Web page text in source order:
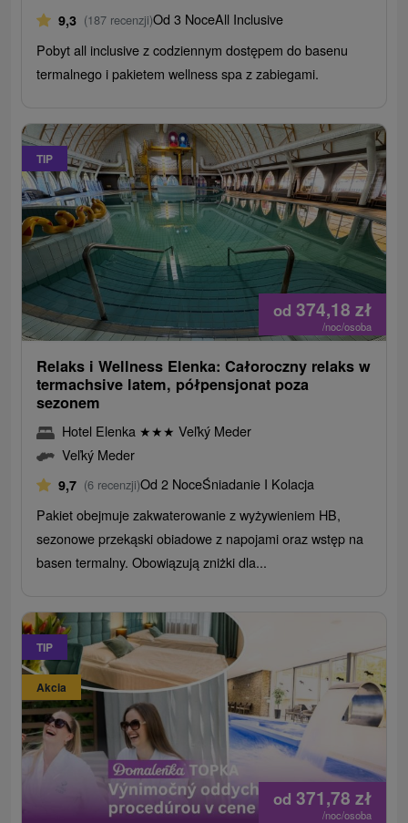
9,3 (187 recenzji)Od 3 NoceAll Inclusive
Pobyt all inclusive z codziennym dostępem do basenu
termalnego i pakietem wellness spa z zabiegami.
TIP
od 374,18 zł
/noc/osoba
Relaks i Wellness Elenka: Całoroczny relaks w
termachsive latem, półpensjonat poza
sezonem
Hotel Elenka ★★★ Veľký Meder
Veľký Meder
9,7 (6 recenzji)Od 2 NoceŚniadanie I Kolacja
Pakiet obejmuje zakwaterowanie z wyżywieniem HB,
sezonowe przekąski obiadowe z napojami oraz wstęp na
basen termalny. Obowiązują zniżki dla...
TIP
Akcia
od 371,78 zł
/noc/osoba